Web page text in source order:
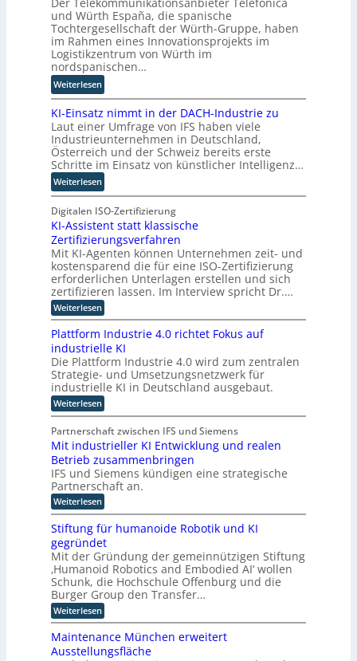
e
r
n
n
w
i
r
d
n
e
u
r
W
a
g
-
C
E
O
-
Z
w
i
l
l
i
n
g
f
ü
r
T
t
o
r
t
e
und Würth España, die spanische
Tochtergesellschaft der Würth-Gruppe, haben
im Rahmen eines Innovationsprojekts im
Logistikzentrum von Würth im
nordspanischen…
Weiterlesen:
M
i
t
Q
u
a
n
t
e
n
c
o
m
p
u
t
n
g
u
n
d
k
ü
n
s
t
l
i
c
h
e
r
I
n
t
e
l
i
KI-Einsatz nimmt in der DACH-Industrie zu
Laut einer Umfrage von IFS haben viele
Industrieunternehmen in Deutschland,
Österreich und der Schweiz bereits erste
Schritte im Einsatz von künstlicher Intelligenz…
Weiterlesen:
K
I
-
E
i
n
s
a
t
z
n
i
m
m
t
i
d
e
r
D
A
C
H
-
I
n
d
u
s
t
r
i
Digitalen ISO-Zertifizierung
KI-Assistent statt klassische
Zertifizierungsverfahren
Mit KI-Agenten können Unternehmen zeit- und
kostensparend die für eine ISO-Zertifizierung
erforderlichen Unterlagen erstellen und sich
zertifizieren lassen. Im Interview spricht Dr.…
Weiterlesen:
K
A
s
s
i
s
t
e
n
t
s
t
a
t
t
k
l
a
s
s
i
s
c
h
e
Z
r
t
Plattform Industrie 4.0 richtet Fokus auf
industrielle KI
Die Plattform Industrie 4.0 wird zum zentralen
Strategie- und Umsetzungsnetzwerk für
industrielle KI in Deutschland ausgebaut.
Weiterlesen:
P
a
t
t
f
o
r
m
I
n
d
u
s
t
r
i
e
4
.
0
r
Partnerschaft zwischen IFS und Siemens
Mit industrieller KI Entwicklung und realen
Betrieb zusammenbringen
IFS und Siemens kündigen eine strategische
Partnerschaft an.
Weiterlesen:
M
i
t
i
n
d
u
s
t
r
i
e
l
Stiftung für humanoide Robotik und KI
gegründet
Mit der Gründung der gemeinnützigen Stiftung
‚Humanoid Robotics and Embodied AI‘ wollen
Schunk, die Hochschule Offenburg und die
Burger Group den Transfer…
Weiterlesen:
S
i
f
Maintenance München erweitert
Ausstellungsfläche